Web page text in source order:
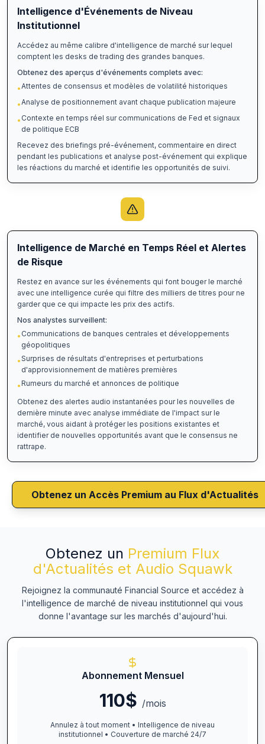
Intelligence d'Événements de Niveau
Institutionnel
Accédez au même calibre d'intelligence de marché sur lequel
comptent les desks de trading des grandes banques.
Obtenez des aperçus d'événements complets avec:
•Attentes de consensus et modèles de volatilité historiques
•Analyse de positionnement avant chaque publication majeure
• Contexte en temps réel sur communications de Fed et signaux
de politique ECB
Recevez des briefings pré-événement, commentaire en direct
pendant les publications et analyse post-événement qui explique
les réactions du marché et identifie les opportunités de suivi.
Intelligence de Marché en Temps Réel et Alertes
de Risque
Restez en avance sur les événements qui font bouger le marché
avec une intelligence curée qui filtre des milliers de titres pour ne
garder que ce qui impacte les prix des actifs.
Nos analystes surveillent:
• Communications de banques centrales et développements
géopolitiques
•Surprises de résultats d'entreprises et perturbations
d'approvisionnement de matières premières
•Rumeurs du marché et annonces de politique
Obtenez des alertes audio instantanées pour les nouvelles de
dernière minute avec analyse immédiate de l'impact sur le
marché, vous aidant à protéger les positions existantes et
identifier de nouvelles opportunités avant que le consensus ne
rattrape.
Obtenez un Accès Premium au Flux d'Actualités
Obtenez un Premium Flux
d'Actualités et Audio Squawk
Rejoignez la communauté Financial Source et accédez à
l'intelligence de marché de niveau institutionnel qui vous
donne l'avantage sur les marchés d'aujourd'hui.
Abonnement Mensuel
110$ /mois
Annulez à tout moment • Intelligence de niveau
institutionnel • Couverture de marché 24/7